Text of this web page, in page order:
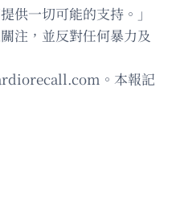
供一切可能的支持。」
注，並反對任何暴力及
。本報記